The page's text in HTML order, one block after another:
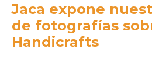
Jaca expone
de fotografías
Handicrafts